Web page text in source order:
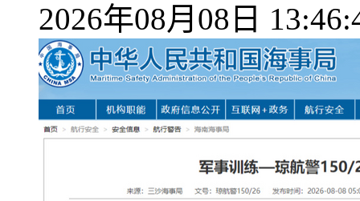
2026年08月08日